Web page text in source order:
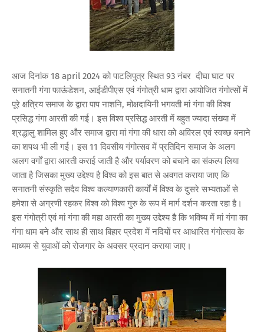
आज दिनांक 18 april 2024 को पाटलिपुत्र स्थित 93 नंबर दीघा घाट पर
सनातनी गंगा फाऊंडेशन, आईडीपीएस एवं गंगोत्री धाम द्वारा आयोजित गंगोत्सों में
पूरे क्षत्रिय समाज के द्वारा पाप नाशनि, मोक्षदायिनी भगवती मां गंगा की विश्व
प्रसिद्ध गंगा आरती की गई। इस विश्व प्रसिद्ध आरती में बहुत ज्यादा संख्या में
श्रद्धालु शामिल हुए और समाज द्वारा मां गंगा की धारा को अविरल एवं स्वच्छ बनाने
का शपथ भी ली गई। इस 11 दिवसीय गंगोत्सव में प्रतिदिन समाज के अलग
अलग वर्गों द्वारा आरती कराई जाती है और पर्यावरण को बचाने का संकल्प लिया
जाता है जिसका मुख्य उद्देश्य है विश्व को इस बात से अवगत कराया जाए कि
सनातनी संस्कृति सदैव विश्व कल्याणकारी कार्यों में विश्व के दुसरे सभ्यताओं से
हमेशा से अग्रणी रहकर विश्व को विश्व गुरु के रूप में मार्ग दर्शन करता रहा है।
इस गंगोत्री एवं मां गंगा की महा आरती का मुख्य उद्देश्य है कि भविष्य में मां गंगा का
गंगा धाम बने और साथ ही साथ बिहार प्रदेश में नदियों पर आधारित गंगोत्सव के
माध्यम से युवाओं को रोजगार के अवसर प्रदान कराया जाए।